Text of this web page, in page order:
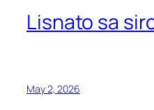
Lisnato sa
May 2, 2026